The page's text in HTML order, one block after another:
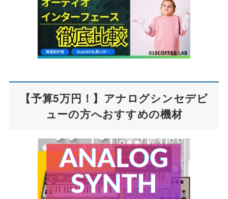
【予算5万円！】アナログシンセデビ
ューの方へおすすめの機材